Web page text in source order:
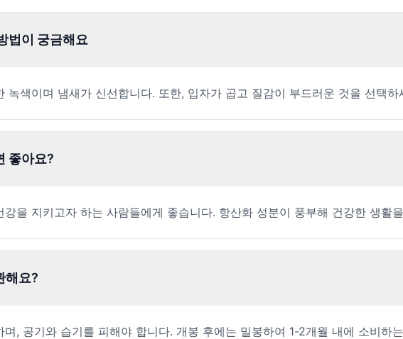
법이 궁금해요
녹색이며 냄새가 신선합니다. 또한, 입자가 곱고 질감이 부드러운 것을 선택하
좋아요?
을 지키고자 하는 사람들에게 좋습니다. 항산화 성분이 풍부해 건강한 생활
해요?
, 공기와 습기를 피해야 합니다. 개봉 후에는 밀봉하여 1-2개월 내에 소비하